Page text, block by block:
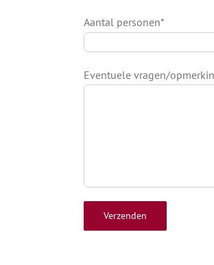
Aantal personen*
Eventuele vragen/